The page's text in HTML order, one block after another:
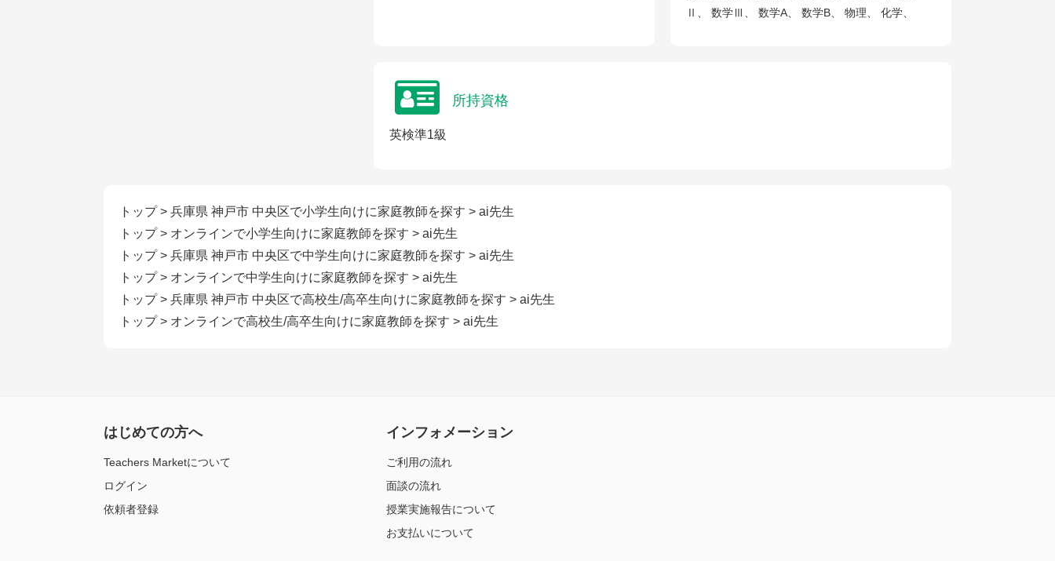
Ⅱ、 数学Ⅲ、 数学A、 数学B、 物理、 化学、
所持資格
英検準1級
トップ> 兵庫県 神戸市 中央区で小学生向けに家庭教師を探す > ai先生
トップ> オンラインで小学生向けに家庭教師を探す > ai先生
トップ> 兵庫県 神戸市 中央区で中学生向けに家庭教師を探す > ai先生
トップ> オンラインで中学生向けに家庭教師を探す > ai先生
トップ> 兵庫県 神戸市 中央区で高校生/高卒生向けに家庭教師を探す > ai先生
トップ> オンラインで高校生/高卒生向けに家庭教師を探す > ai先生
はじめての方へ
Teachers Marketについて
ログイン
依頼者登録
インフォメーション
ご利用の流れ
面談の流れ
授業実施報告について
お支払いについて